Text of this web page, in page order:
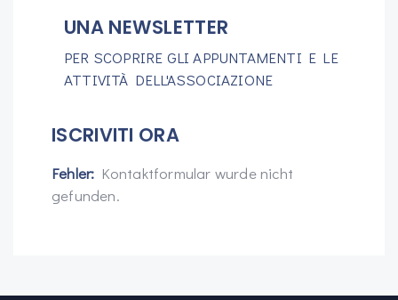
UNA NEWSLETTER
PER SCOPRIRE GLI APPUNTAMENTI E LE
ATTIVITÀ DELL'ASSOCIAZIONE
ISCRIVITI ORA
Fehler: Kontaktformular wurde nicht
gefunden.